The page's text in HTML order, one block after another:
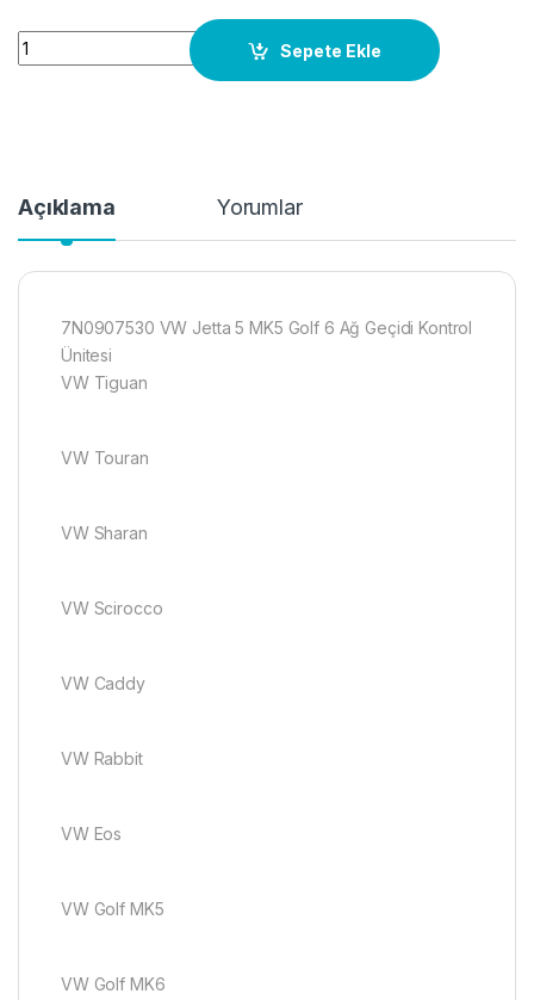
7N0907530 VW Jetta 5 MK5 Golf 6 Ağ Geçidi Kontrol Ünitesi
Sepete Ekle
Açıklama Yorumlar
7N0907530 VW Jetta 5 MK5 Golf 6 Ağ Geçidi Kontrol
Ünitesi
VW Tiguan
VW Touran
VW Sharan
VW Scirocco
VW Caddy
VW Rabbit
VW Eos
VW Golf MK5
VW Golf MK6